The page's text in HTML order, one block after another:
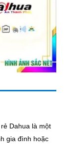
Dahua là một
gia đình hoặc